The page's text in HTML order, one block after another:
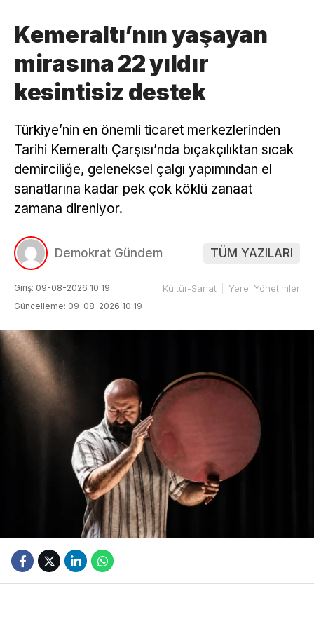
Kemeraltı’nın yaşayan
mirasına 22 yıldır
kesintisiz destek
Türkiye’nin en önemli ticaret merkezlerinden
Tarihi Kemeraltı Çarşısı’nda bıçakçılıktan sıcak
demirciliğe, geleneksel çalgı yapımından el
sanatlarına kadar pek çok köklü zanaat
zamana direniyor.
Demokrat Gündem TÜM YAZILARI
Giriş: 09-08-2026 10:19
Güncelleme: 09-08-2026 10:19
Kültür-Sanat Yerel Yönetimler